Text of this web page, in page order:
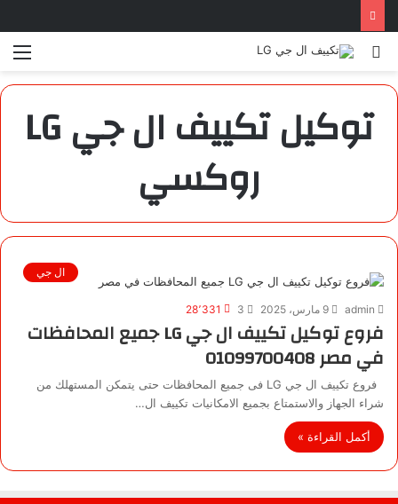
بحث
توكيل تكييف ال جي LG
روكسي
ال جي
admin 9 مارس، 2025 3 28٬331
فروع توكيل تكييف ال جي LG جميع المحافظات
في مصر 01099700408
فروع تكييف ال جي LG فى جميع المحافظات حتى يتمكن المستهلك من
شراء الجهاز والاستمتاع بجميع الامكانيات تكييف ال…
أكمل القراءة »